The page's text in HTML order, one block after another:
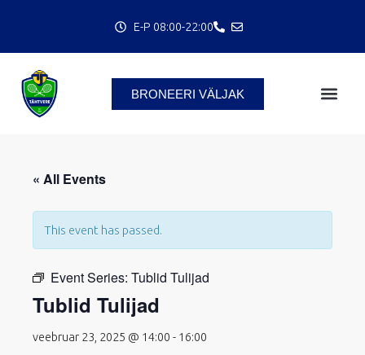
E-P 08:00-22:00
BRONEERI VÄLJAK
« All Events
This event has passed.
Event Series: Tublid Tulijad
Tublid Tulijad
veebruar 23, 2025 @ 14:00 - 16:00